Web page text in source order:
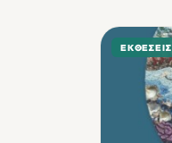
ΕΚΘΈΣΕΙΣ